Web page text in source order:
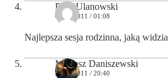
Piotr Ulanowski
03/01/2011 / 01:08
Najlepsza sesja rodzinna, jaką
Mariusz Daniszewski
25/02/2011 / 20:40